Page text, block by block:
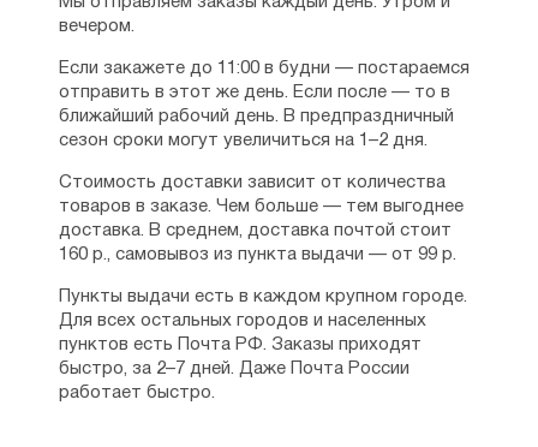
вечером.
Если закажете до 11:00 в будни — постараемся
отправить в этот же день. Если после — то в
ближайший рабочий день. В предпраздничный
сезон сроки могут увеличиться на 1–2 дня.
Стоимость доставки зависит от количества
товаров в заказе. Чем больше — тем выгоднее
доставка. В среднем, доставка почтой стоит
160 р., самовывоз из пункта выдачи — от 99 р.
Пункты выдачи есть в каждом крупном городе.
Для всех остальных городов и населенных
пунктов есть Почта РФ. Заказы приходят
быстро, за 2–7 дней. Даже Почта России
работает быстро.